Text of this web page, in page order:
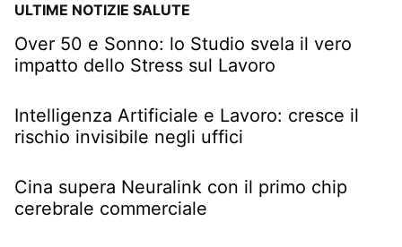
ULTIME NOTIZIE SALUTE
Over 50 e Sonno: lo Studio svela il vero
impatto dello Stress sul Lavoro
Intelligenza Artificiale e Lavoro: cresce il
rischio invisibile negli uffici
Cina supera Neuralink con il primo chip
cerebrale commerciale